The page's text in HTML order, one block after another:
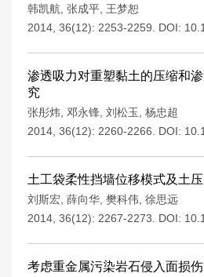
韩凯航 张成平 王梦恕
2014, 36(12): 2253-2259.
DOI:
渗透吸力对重塑黏土的压缩和
究
张彤炜 邓永锋 刘松玉
杨忠超
2014, 36(12): 2260-2266.
DOI:
土工袋柔性挡墙位移模式及土
刘斯宏 薛向华 樊科伟 徐思远
2014, 36(12): 2267-2273.
DOI:
考虑重金属污染岩石侵入面损